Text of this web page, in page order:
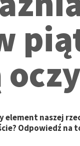
naszej
Odpowiedź na